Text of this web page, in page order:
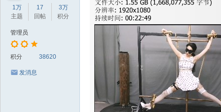
1万
主题
17
回帖
3万
积分
管理员
积分 38620
发消息